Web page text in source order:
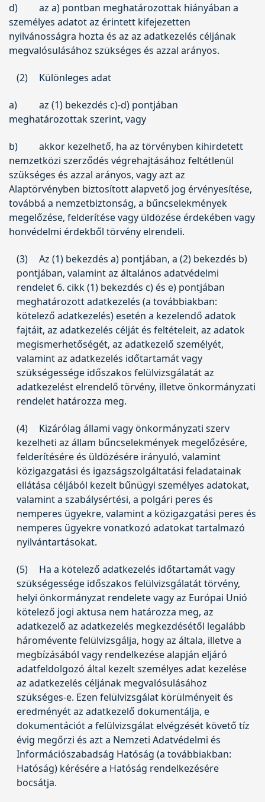
d)
az a) pontban meghatározottak hiányában a
személyes adatot az érintett kifejezetten
nyilvánosságra hozta és az az adatkezelés céljának
megvalósulásához szükséges és azzal arányos.
(2) Különleges adat
a)
az (1) bekezdés c)-d) pontjában
meghatározottak szerint, vagy
b)
akkor kezelhető, ha az törvényben kihirdetett
nemzetközi szerződés végrehajtásához feltétlenül
szükséges és azzal arányos, vagy azt az
Alaptörvényben biztosított alapvető jog érvényesítése,
továbbá a nemzetbiztonság, a bűncselekmények
megelőzése, felderítése vagy üldözése érdekében vagy
honvédelmi érdekből törvény elrendeli.
(3)
Az (1) bekezdés a) pontjában, a (2) bekezdés b)
pontjában, valamint az általános adatvédelmi
rendelet 6. cikk (1) bekezdés c) és e) pontjában
meghatározott adatkezelés (a továbbiakban:
kötelező adatkezelés) esetén a kezelendő adatok
fajtáit, az adatkezelés célját és feltételeit, az adatok
megismerhetőségét, az adatkezelő személyét,
valamint az adatkezelés időtartamát vagy
szükségessége időszakos felülvizsgálatát az
adatkezelést elrendelő törvény, illetve önkormányzati
rendelet határozza meg.
(4)
Kizárólag állami vagy önkormányzati szerv
kezelheti az állam bűncselekmények megelőzésére,
felderítésére és üldözésére irányuló, valamint
közigazgatási és igazságszolgáltatási feladatainak
ellátása céljából kezelt bűnügyi személyes adatokat,
valamint a szabálysértési, a polgári peres és
nemperes ügyekre, valamint a közigazgatási peres és
nemperes ügyekre vonatkozó adatokat tartalmazó
nyilvántartásokat.
(5)
Ha a kötelező adatkezelés időtartamát vagy
szükségessége időszakos felülvizsgálatát törvény,
helyi önkormányzat rendelete vagy az Európai Unió
kötelező jogi aktusa nem határozza meg, az
adatkezelő az adatkezelés megkezdésétől legalább
háromévente felülvizsgálja, hogy az általa, illetve a
megbízásából vagy rendelkezése alapján eljáró
adatfeldolgozó által kezelt személyes adat kezelése
az adatkezelés céljának megvalósulásához
szükséges-e. Ezen felülvizsgálat körülményeit és
eredményét az adatkezelő dokumentálja, e
dokumentációt a felülvizsgálat elvégzését követő tíz
évig megőrzi és azt a Nemzeti Adatvédelmi és
Információszabadság Hatóság (a továbbiakban:
Hatóság) kérésére a Hatóság rendelkezésére
bocsátja.